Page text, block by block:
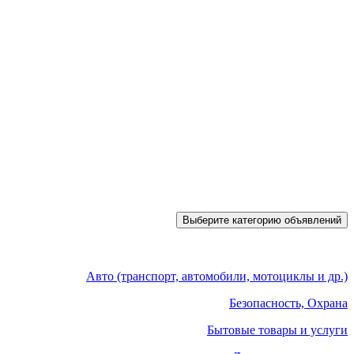
Выберите категорию объявлений
Авто (транспорт, автомобили, мотоциклы и др.)
Безопасность, Охрана
Бытовые товары и услуги